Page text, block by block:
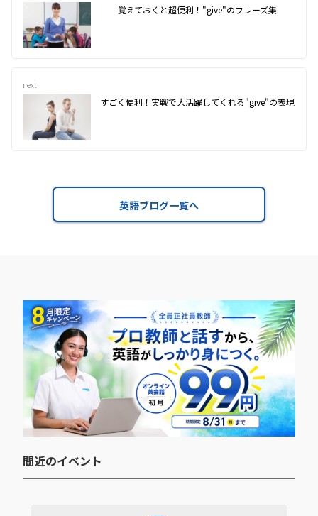
覚えておくと超便利！"give"のフレーズ集
next
すごく便利！実戦で大活躍してくれる"give"の表現
英語ブログ一覧へ
間近のイベント​